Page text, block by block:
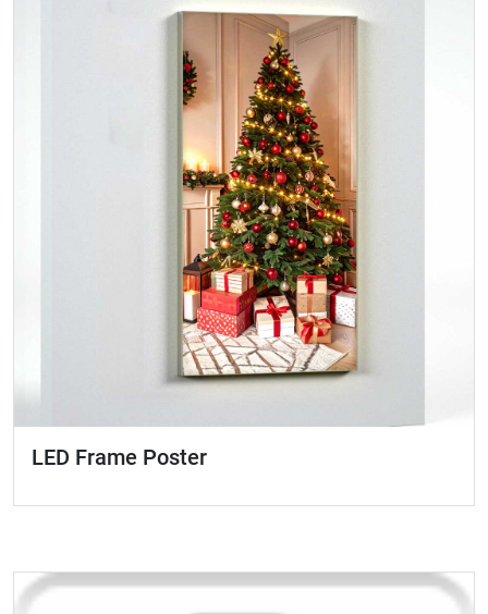
LED Frame Poster